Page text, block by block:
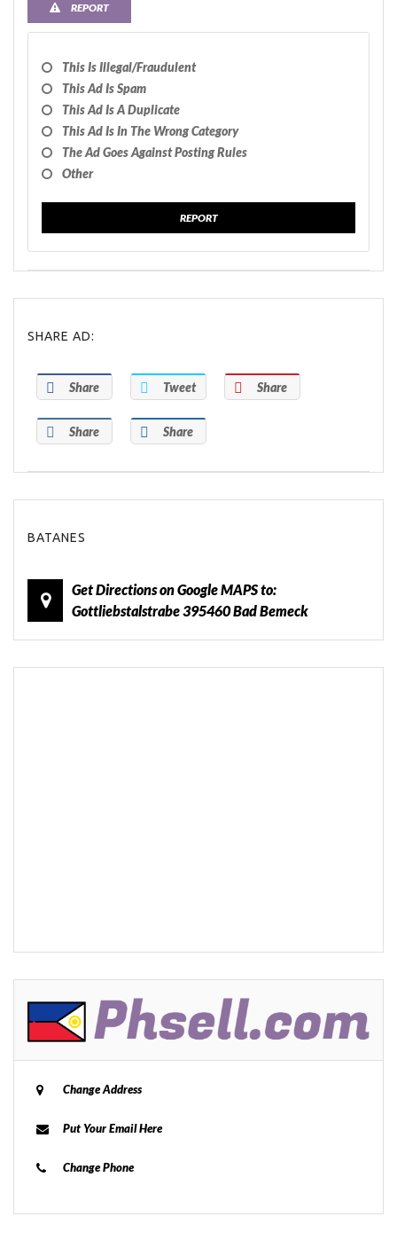
REPORT
This Is Illegal/fraudulent
This Ad Is Spam
This Ad Is A Duplicate
This Ad Is In The Wrong Category
The Ad Goes Against Posting Rules
Other
REPORT
SHARE AD:
Share Tweet Share
Share Share
BATANES
Get Directions on Google MAPS to:
Gottliebstalstrabe 395460 Bad Bemeck
Change Address
Put Your Email Here
Change Phone